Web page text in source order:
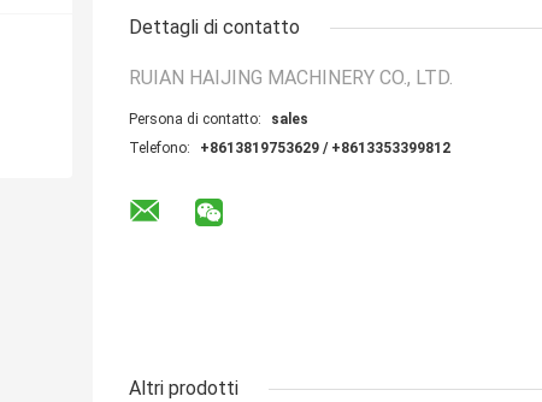
Dettagli di contatto
RUIAN HAIJING MACHINERY CO., LTD.
Persona di contatto:
sales
Telefono:
+8613819753629 / +8613353399812
Altri prodotti